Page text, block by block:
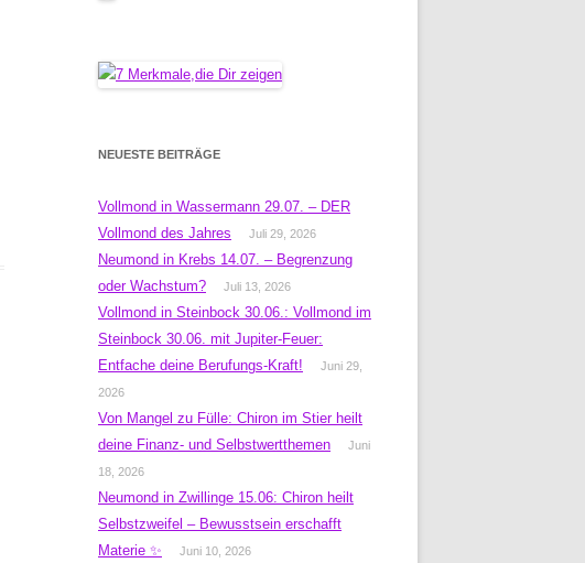
NEUESTE BEITRÄGE
Vollmond in Wassermann 29.07. – DER
Vollmond des Jahres
Juli 29, 2026
Neumond in Krebs 14.07. – Begrenzung
oder Wachstum?
Juli 13, 2026
Vollmond in Steinbock 30.06.: Vollmond im
Steinbock 30.06. mit Jupiter-Feuer:
Entfache deine Berufungs-Kraft!
Juni 29,
2026
Von Mangel zu Fülle: Chiron im Stier heilt
deine Finanz- und Selbstwertthemen
Juni
18, 2026
Neumond in Zwillinge 15.06: Chiron heilt
Selbstzweifel – Bewusstsein erschafft
Materie ✨
Juni 10, 2026